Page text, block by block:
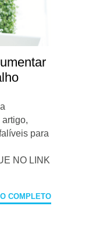
para
NO LINK
COMPLETO